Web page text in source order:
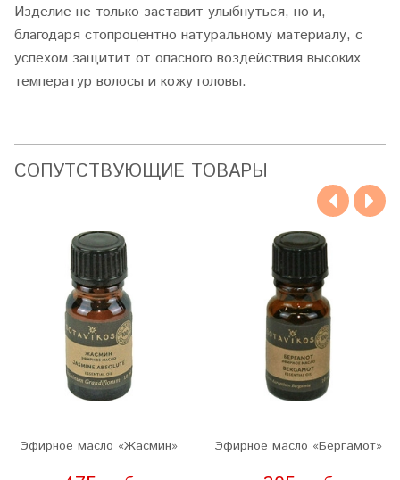
Изделие не только заставит улыбнуться, но и,
благодаря стопроцентно натуральному материалу, с
успехом защитит от опасного воздействия высоких
температур волосы и кожу головы.
CОПУТСТВУЮЩИЕ ТОВАРЫ
Эфирное масло «Жасмин» Эфирное масло «Бергамот»